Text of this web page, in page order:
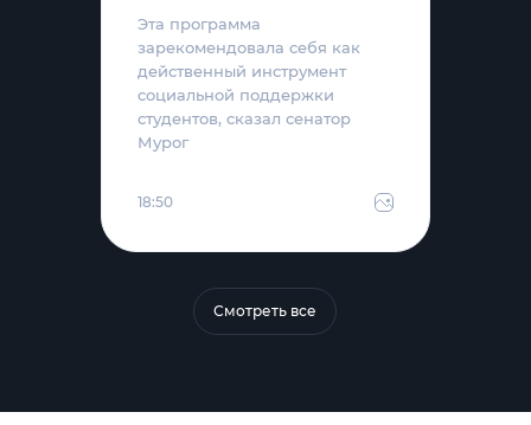
Эта программа
зарекомендовала себя как
действенный инструмент
социальной поддержки
студентов, сказал сенатор
Мурог
18:50
Смотреть все